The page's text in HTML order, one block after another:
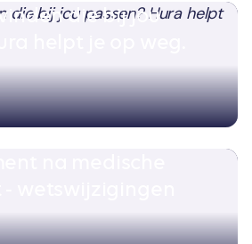
die bij jou
helpt je op weg.